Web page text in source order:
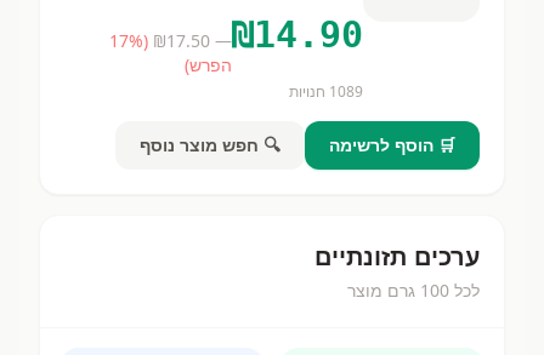
₪14.90
— ₪
17.50
(
17%
הפרש)
1089 חנויות
🛒 הוסף לרשימה 🔍 חפש מוצר נוסף
ערכים תזונתיים
לכל 100 גרם מוצר